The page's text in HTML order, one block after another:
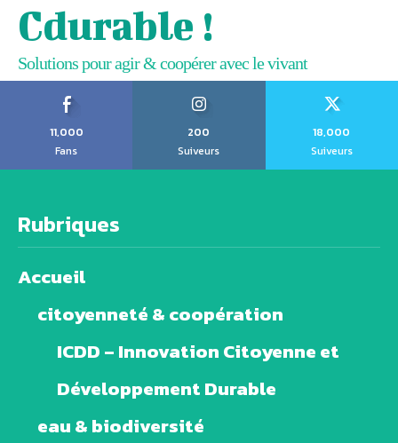
Cdurable !
Solutions pour agir & coopérer avec le vivant
11,000
Fans
200
Suiveurs
18,000
Suiveurs
Rubriques
Accueil
citoyenneté & coopération
ICDD – Innovation Citoyenne et
Développement Durable
eau & biodiversité